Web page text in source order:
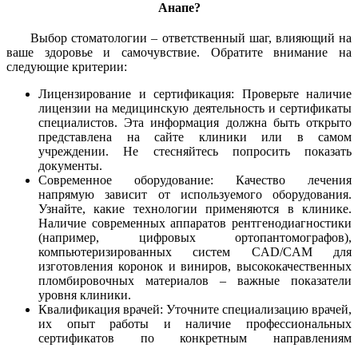
Анапе?
Выбор стоматологии – ответственный шаг, влияющий на
ваше здоровье и самочувствие. Обратите внимание на
следующие критерии:
Лицензирование и сертификация: Проверьте наличие
лицензии на медицинскую деятельность и сертификаты
специалистов. Эта информация должна быть открыто
представлена на сайте клиники или в самом
учреждении. Не стесняйтесь попросить показать
документы.
Современное оборудование: Качество лечения
напрямую зависит от используемого оборудования.
Узнайте, какие технологии применяются в клинике.
Наличие современных аппаратов рентгенодиагностики
(например, цифровых ортопантомографов),
компьютеризированных систем CAD/CAM для
изготовления коронок и виниров, высококачественных
пломбировочных материалов – важные показатели
уровня клиники.
Квалификация врачей: Уточните специализацию врачей,
их опыт работы и наличие профессиональных
сертификатов по конкретным направлениям